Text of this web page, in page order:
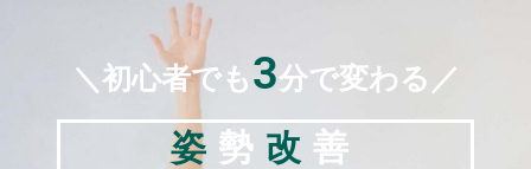
＼初心者でも3分で変わる／
姿 勢 改 善